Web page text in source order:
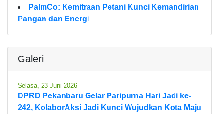
PalmCo: Kemitraan Petani Kunci Kemandirian
Pangan dan Energi
Galeri
Selasa, 23 Juni 2026
DPRD Pekanbaru Gelar Paripurna Hari Jadi ke-
242, KolaborAksi Jadi Kunci Wujudkan Kota Maju